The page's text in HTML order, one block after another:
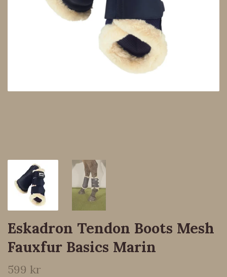
Eskadron Tendon Boots Mesh
Fauxfur Basics Marin
599 kr